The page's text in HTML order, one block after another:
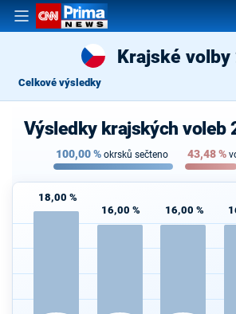
Krajské volby
Celkové výsledky
Výsledky krajských voleb
100,00% okrsků sečteno 43,48%
18,00 %
16,00 % 16,00 %